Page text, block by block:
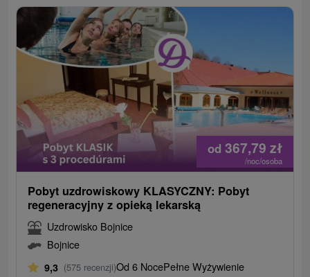
od 367,79 zł
/noc/osoba
Pobyt uzdrowiskowy KLASYCZNY: Pobyt
regeneracyjny z opieką lekarską
Uzdrowisko Bojnice
Bojnice
9,3 (575 recenzji)Od 6 NocePełne Wyżywienie